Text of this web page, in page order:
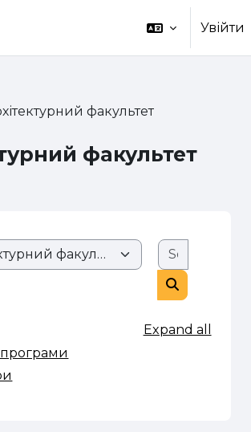
Увійти
факультет
факультет
Search
Expand all
програми